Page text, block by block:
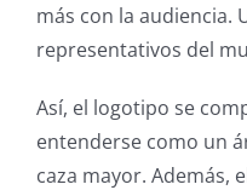
más con la audiencia.
representativos del
Así, el logotipo se
entenderse como un
caza mayor. Además,